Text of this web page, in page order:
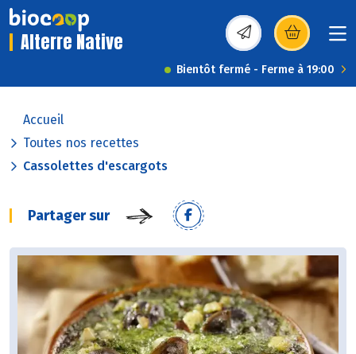
Alterre Native (s’ouvre dans une
Bientôt fermé - Ferme à 19:00
Accueil
Toutes nos recettes
Cassolettes d'escargots
Partager sur